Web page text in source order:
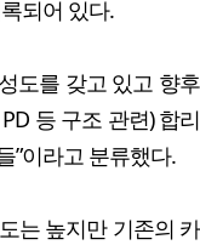
되어 있다.
도를 갖고 있고 향후
등 구조 관련) 합리
”이라고 분류했다.
는 높지만 기존의 카